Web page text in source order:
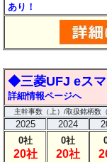
あり！
◆三菱UFJ eスマ
詳細情報ページへ
主幹事数（上）/取扱銘柄数（
2025 2024
0社
20社
0社
20社